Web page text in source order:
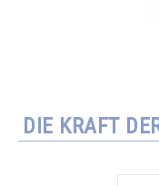
DIE KRAFT